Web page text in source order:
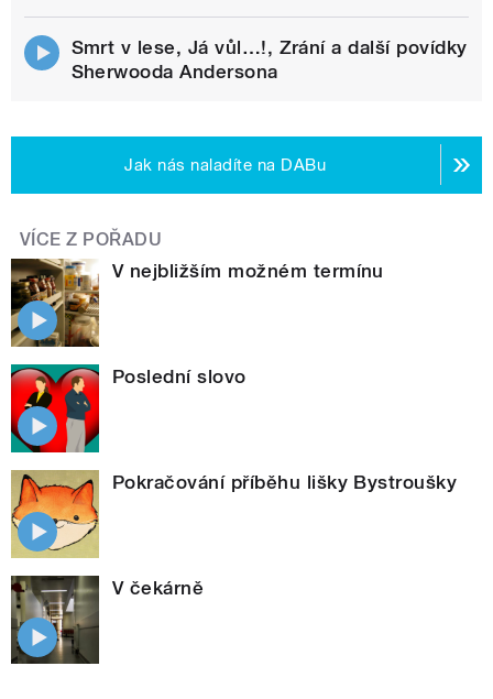
Smrt v lese, Já vůl…!, Zrání a další povídky
Sherwooda Andersona
Jak nás naladíte na DABu
VÍCE Z POŘADU
V nejbližším možném termínu
Poslední slovo
Pokračování příběhu lišky Bystroušky
V čekárně